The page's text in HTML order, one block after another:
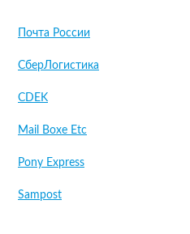
Почта России
СберЛогистика
CDEK
Mail Boxe Etc
Pony Express
Sampost